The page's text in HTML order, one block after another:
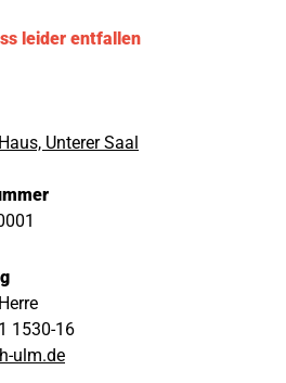
leider entfallen
Unterer Saal
1530-16
ulm.de